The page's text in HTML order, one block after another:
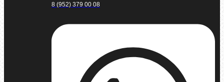
8 (952) 379 00 08